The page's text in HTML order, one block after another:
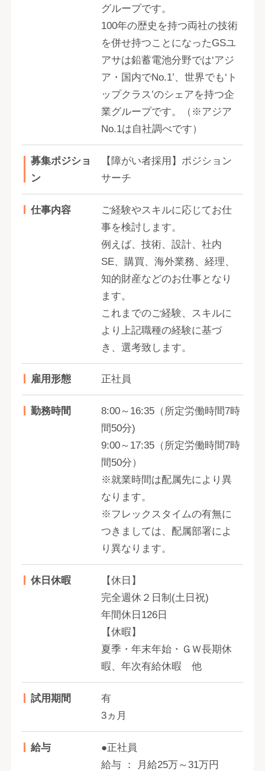
グループです。
100年の歴史を持つ両社の技術
を併せ持つことになったGSユ
アサは鉛蓄電池分野では‘アジ
ア・国内でNo.1’、世界でも‘ト
ップクラス’のシェアを持つ企
業グループです。（※アジア
No.1は自社調べです）
募集ポジショ
ン
【障がい者採用】ポジション
サーチ
仕事内容
ご経験やスキルに応じてお仕
事を検討します。
例えば、技術、設計、社内
SE、購買、海外業務、経理、
知的財産などのお仕事となり
ます。
これまでのご経験、スキルに
より上記職種の経験に基づ
き、選考致します。
雇用形態 正社員
勤務時間
8:00～16:35（所定労働時間7時
間50分)
9:00～17:35（所定労働時間7時
間50分）
※就業時間は配属先により異
なります。
※フレックスタイムの有無に
つきましては、配属部署によ
り異なります。
休日休暇
【休日】
完全週休２日制(土日祝)
年間休日126日
【休暇】
夏季・年末年始・ＧＷ長期休
暇、年次有給休暇 他
試用期間
有
3ヵ月
給与
●正社員
給与 ： 月給25万～31万円